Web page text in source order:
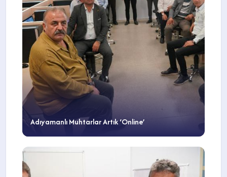
Adıyamanlı Muhtarlar Artık ‘Online’